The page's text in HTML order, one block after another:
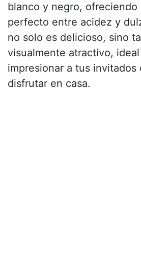
blanco y negro, ofreciendo
perfecto entre acidez y
no solo es delicioso, sino
visualmente atractivo, ideal
impresionar a tus invitados
disfrutar en casa.